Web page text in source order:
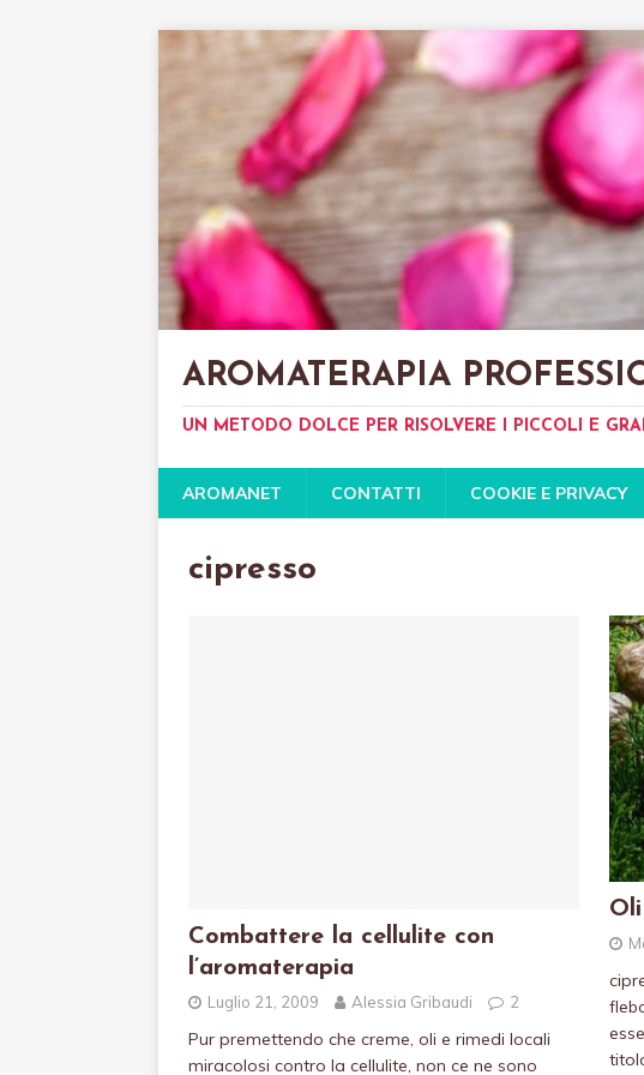
AROMATERAPIA
UN METODO DOLCE PER RISOLVERE I PICCOLI E
AROMANET CONTATTI COOKIE E PRIVACY
cipresso
Combattere la cellulite con
l’aromaterapia
Luglio 21, 2009 Alessia Gribaudi 2
Pur premettendo che creme, oli e rimedi locali
miracolosi contro la cellulite, non ce ne sono